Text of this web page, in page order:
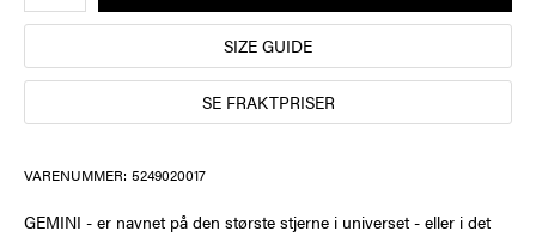
SIZE GUIDE
SE FRAKTPRISER
VARENUMMER: 5249020017
GEMINI - er navnet på den største stjerne i universet - eller i det